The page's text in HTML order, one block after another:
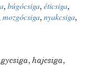
,búgócsiga,éticsiga,
mozgócsiga,nyakcsiga,
,hajcsiga,